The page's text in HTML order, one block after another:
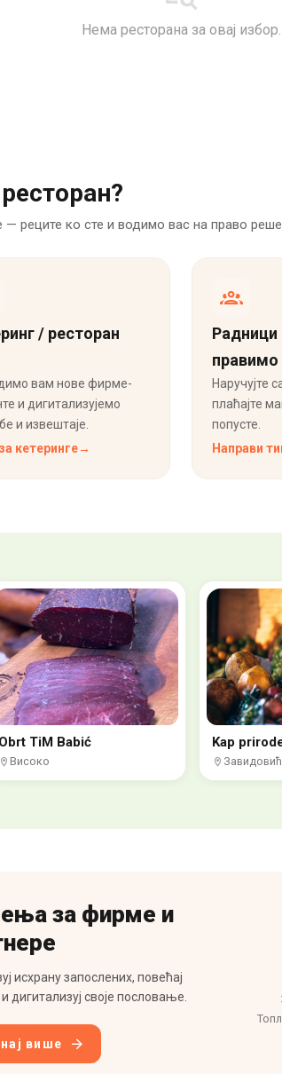
Нема ресторана за овај избор.
— реците ко сте и водимо вас на право
/ ресторан
вам нове фирме-
и дигитализујемо
и извештаје.
кетеринге→
Наручујте
плаћајте
попусте.
Направи
Obrt TiM Babić
Високо
Kap
за фирме и
исхрану запослених, повећај
дигитализуј своје пословање.
више